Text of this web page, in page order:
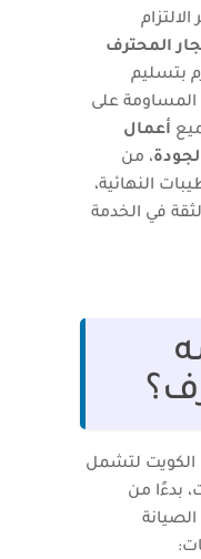
المحترف
بتسليم
المساومة على
أعمال
، من
النهائية،
في الخدمة
لتشمل
بدءًا من